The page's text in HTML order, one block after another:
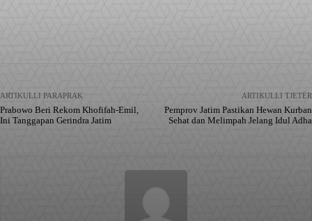
ARTIKULLI PARAPRAK
Prabowo Beri Rekom Khofifah-Emil,
Ini Tanggapan Gerindra Jatim
ARTIKULLI TJETËR
Pemprov Jatim Pastikan Hewan Kurban
Sehat dan Melimpah Jelang Idul Adha